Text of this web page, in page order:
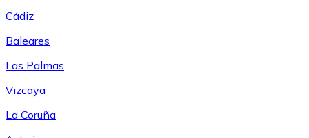
Cádiz
Baleares
Las Palmas
Vizcaya
La Coruña